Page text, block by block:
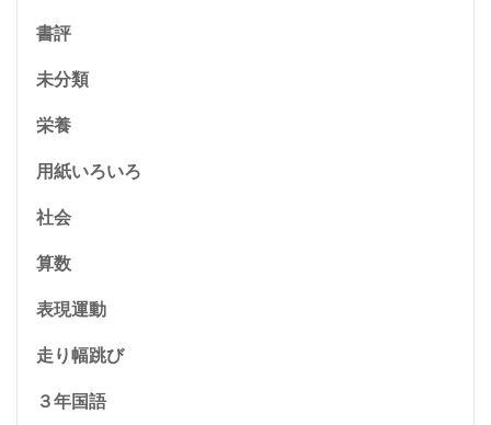
書評
未分類
栄養
用紙いろいろ
社会
算数
表現運動
走り幅跳び
３年国語